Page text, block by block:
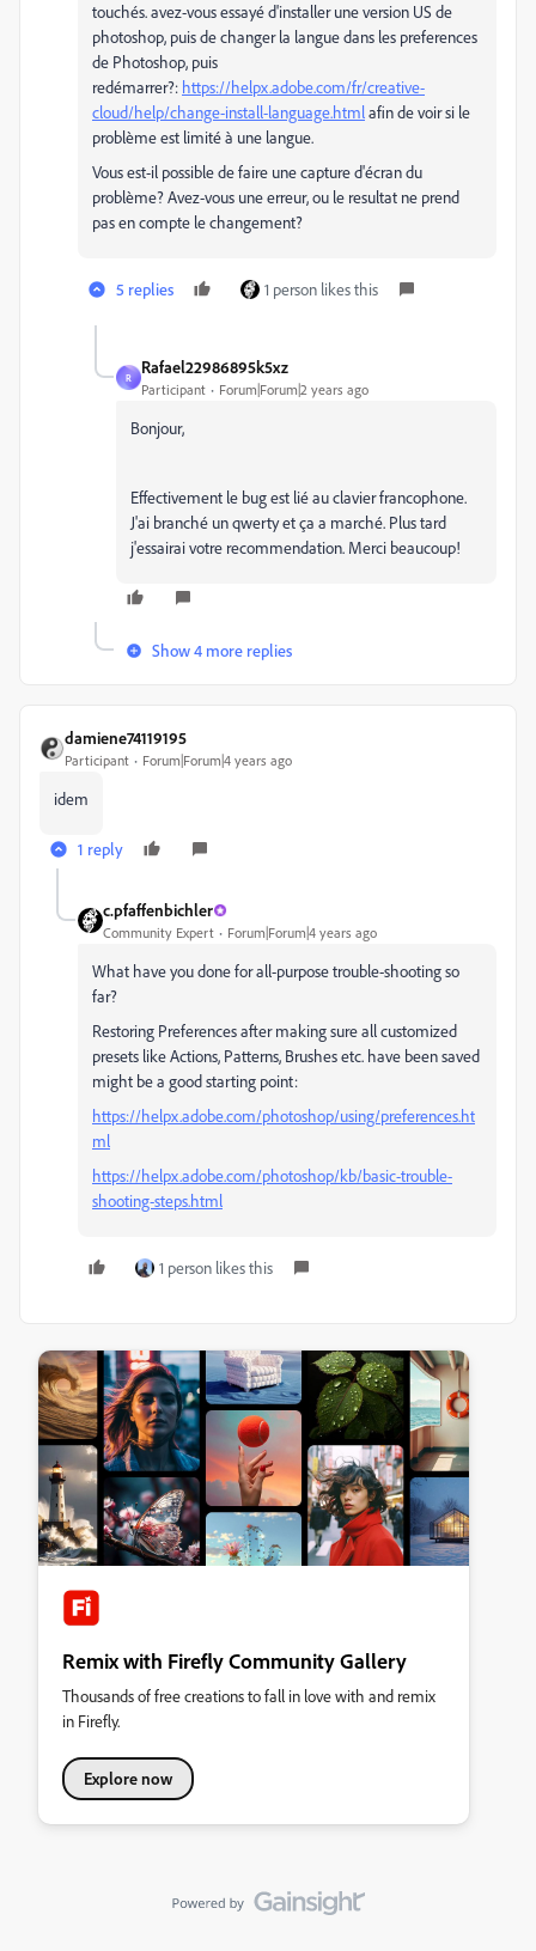
touchés. avez-vous essayé d'installer une version US de
photoshop, puis de changer la langue dans les preferences
de Photoshop, puis
redémarrer?: https://helpx.adobe.com/fr/creative-
cloud/help/change-install-language.htmlafin de voir si le
problème est limité à une langue.
Vous est-il possible de faire une capture d'écran du
problème? Avez-vous une erreur, ou le resultat ne prend
pas en compte le changement?
5 replies 1 person likes this
R
Rafael22986895k5xz
Participant Forum|Forum|2 years ago
Bonjour,
Effectivement le bug est lié au clavier francophone.
J'ai branché un qwerty et ça a marché. Plus tard
j'essairai votre recommendation. Merci beaucoup!
Show 4 more replies
damiene74119195
Participant Forum|Forum|4 years ago
idem
1 reply
c.pfaffenbichler
Community Expert Forum|Forum|4 years ago
What have you done for all-purpose trouble-shooting so
far?
Restoring Preferences after making sure all customized
presets like Actions, Patterns, Brushes etc. have been saved
might be a good starting point:
https://helpx.adobe.com/photoshop/using/preferences.ht
ml
https://helpx.adobe.com/photoshop/kb/basic-trouble-
shooting-steps.html
1 person likes this
Remix with Firefly Community Gallery
Thousands of free creations to fall in love with and remix
in Firefly.
Explore now